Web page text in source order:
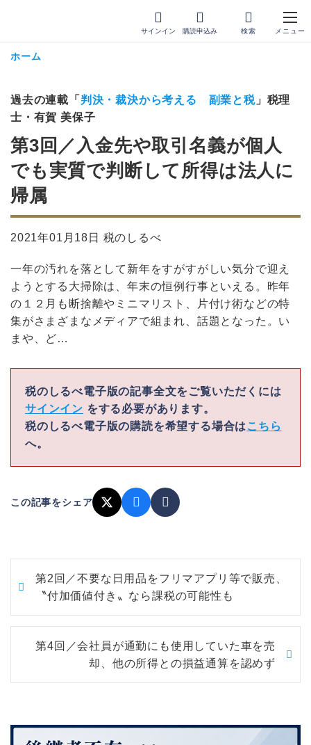
サインイン 購読申込み
ホーム
過去の連載「 判決・裁決から考える 副業と税」税理
士・有賀 美保子
第3回／入金先や取引名義が個人
でも実質で判断して所得は法人に
帰属
2021年01月18日 税のしるべ
一年の汚れを落として新年をすがすがしい気分で迎え
ようとする大掃除は、年末の恒例行事といえる。昨年
の１２月も断捨離やミニマリスト、片付け術などの特
集がさまざまなメディアで組まれ、話題となった。い
まや、ど…
税のしるべ電子版の記事全文をご覧いただくには
サインイン をする必要があります。
税のしるべ電子版の購読を希望する場合は こちら
へ。
この記事をシェア
第2回／不要な日用品をフリマアプリ等で販売、
〝付加価値付き〟なら課税の可能性も
第4回／会社員が通勤にも使用していた車を売
却、他の所得との損益通算を認めず